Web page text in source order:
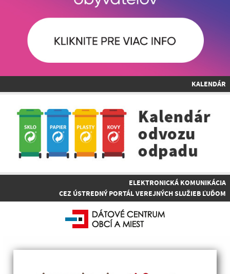
KALENDÁR
ELEKTRONICKÁ KOMUNIKÁCIA
CEZ ÚSTREDNÝ PORTÁL VEREJNÝCH SLUŽIEB ĽUĎOM